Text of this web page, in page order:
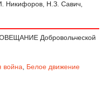
Н.З. Савич,
Добровольческой
война Белое движение